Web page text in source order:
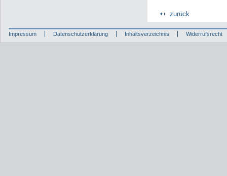
zurück
Impressum Datenschutzerklärung Inhaltsverzeichnis Widerrufsrecht